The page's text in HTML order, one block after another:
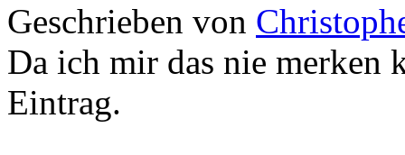
Geschrieben von
Da ich mir das nie merken
Eintrag.